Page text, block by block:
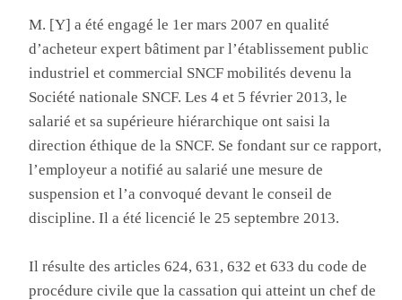
M. [Y] a été engagé le 1er mars 2007 en qualité
d’acheteur expert bâtiment par l’établissement public
industriel et commercial SNCF mobilités devenu la
Société nationale SNCF. Les 4 et 5 février 2013, le
salarié et sa supérieure hiérarchique ont saisi la
direction éthique de la SNCF. Se fondant sur ce rapport,
l’employeur a notifié au salarié une mesure de
suspension et l’a convoqué devant le conseil de
discipline. Il a été licencié le 25 septembre 2013.
Il résulte des articles 624, 631, 632 et 633 du code de
procédure civile que la cassation qui atteint un chef de